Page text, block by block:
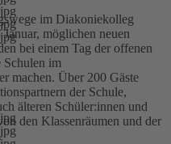
im Diakoniekolleg
möglichen neuen
bei einem Tag der offenen
Schulen im
machen. Über 200 Gäste
der Schule,
älteren Schüler:innen und
den Klassenräumen und der